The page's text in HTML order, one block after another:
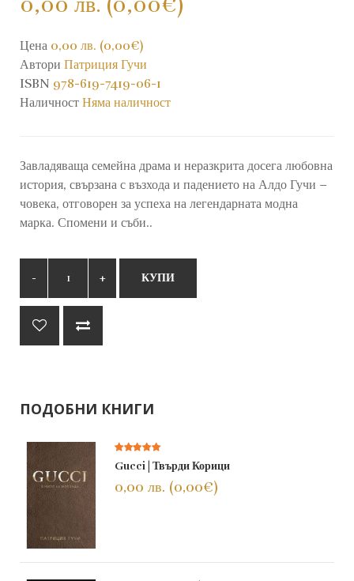
Цена 0,00 лв. (0,00€)
Автори Патриция Гучи
ISBN 978-619-7419-06-1
Наличност Няма наличност
Завладяваща семейна драма и неразкрита досега любовна
история, свързана с възхода и падението на Алдо Гучи –
човека, отговорен за успеха на легендарната модна
марка. Спомени и съби..
КУПИ
ПОДОБНИ КНИГИ
Gucci | Твърди Корици
0,00 лв. (0,00€)